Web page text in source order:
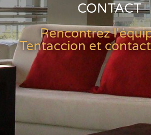
CONTACT
Rencontrez
Tentaccion et